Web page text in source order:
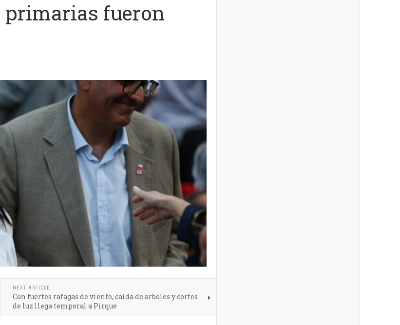
primarias fueron
NEXT ARTICLE
Con fuertes rafagas de viento, caída de arboles y cortes
de luz llega temporal a Pirque